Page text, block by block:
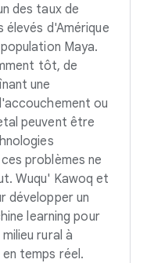
des taux de
d'Amérique
Maya.
tôt, de
une
ou
peuvent être
problèmes ne
Wuqu' Kawoq et
développer un
learning pour
rural à
temps réel.